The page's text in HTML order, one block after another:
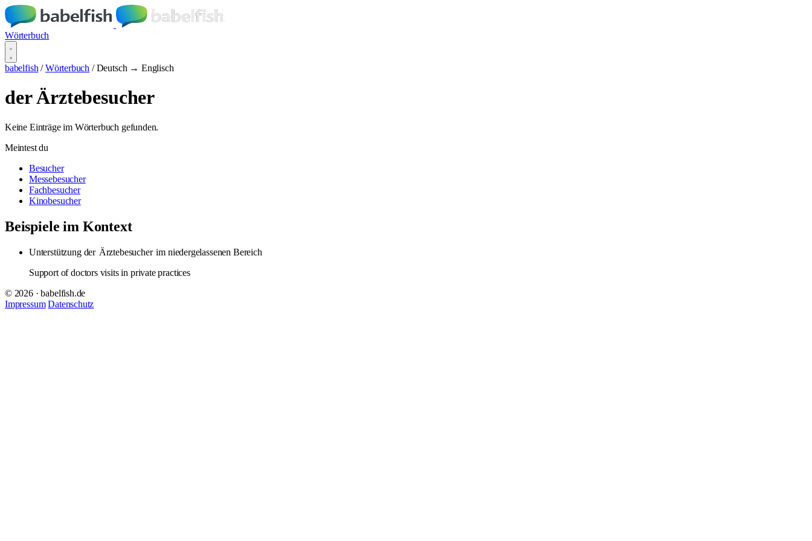
Wörterbuch
babelfish / Wörterbuch / Deutsch → Englisch
der Ärztebesucher
Keine Einträge im Wörterbuch gefunden.
Meintest du
Besucher
Messebesucher
Fachbesucher
Kinobesucher
Beispiele im Kontext
Unterstützung der Ärztebesucher im niedergelassenen Bereich
Support of doctors visits in private practices
© 2026 · babelfish.de
Impressum Datenschutz